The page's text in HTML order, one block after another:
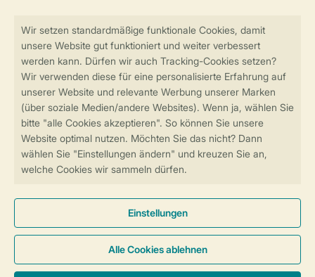
Sicherstellung Deiner Privatsphäre
Sicher und schnell zur Online-Buchung
SSL-Verschlüsselung
Sichere Datenübertragung
Sicheres Bezahlen
Allgemeine Bedingungen Impressum
Datenschutz